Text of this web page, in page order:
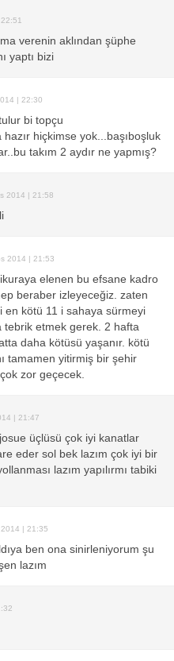
verenin aklından şüphe
yaptı bizi
| 22:30
bi topçu
hiçkimse yok...başıboşluk
takım 2 aydır ne yapmış?
2014 | 21:58
2014 | 21:53
elenen bu efsane kadro
beraber izleyeceğiz. zaten
en kötü 11 i sahaya sürmeyi
tebrik etmek gerek. 2 hafta
daha kötüsü yaşanır. kötü
tamamen yitirmiş bir şehir
zor geçecek.
| 21:47
üçlüsü çok iyi kanatlar
eder sol bek lazım çok iyi bir
lazım yapılırmı tabiki
| 21:35
ben ona sinirleniyorum şu
lazım